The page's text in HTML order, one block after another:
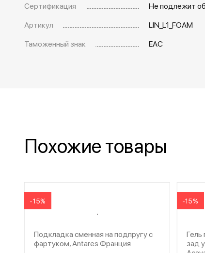
Сертификация
Не подлежит
Артикул
LIN_L1_FOAM
Таможенный знак
EAC
Похожие товары
-15%
Подкладка сменная на подпругу с
фартуком, Antares Франция
-15%
зад